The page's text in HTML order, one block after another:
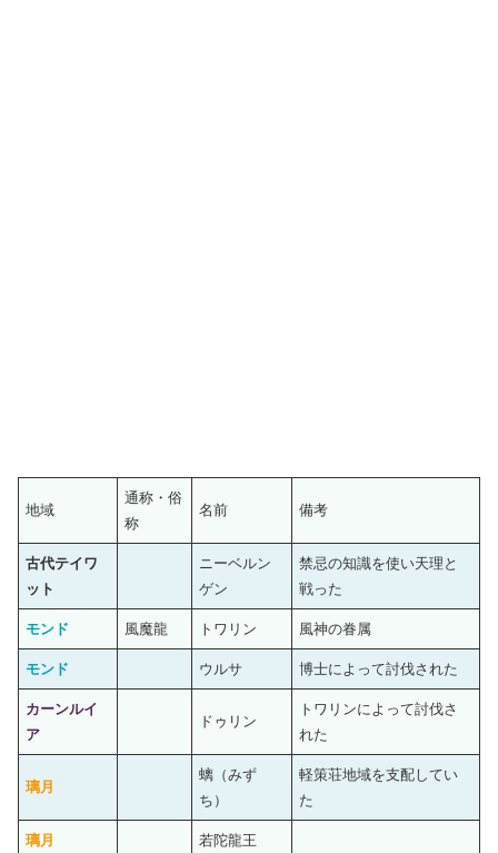
地域
通称・俗
称
名前 備考
古代テイワ
ット
ニーベルン
ゲン
禁忌の知識を使い天理と
戦った
モンド 風魔龍 トワリン 風神の眷属
モンド ウルサ 博士によって討伐された
カーンルイ
ア
ドゥリン
トワリンによって討伐さ
れた
璃月
螭（みず
ち）
軽策荘地域を支配してい
た
璃月 若陀龍王